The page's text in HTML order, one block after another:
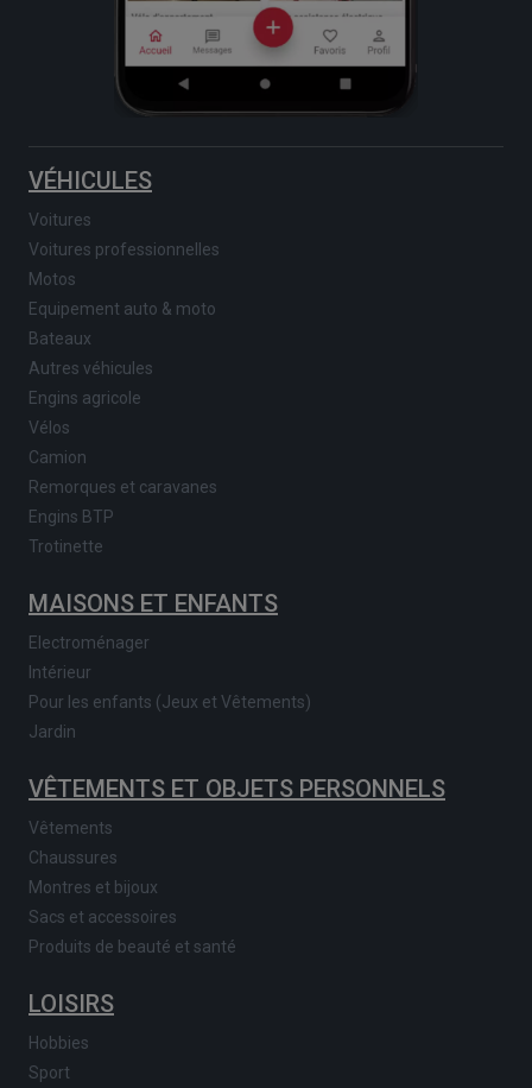
VÉHICULES
Voitures
Voitures professionnelles
Motos
Equipement auto & moto
Bateaux
Autres véhicules
Engins agricole
Vélos
Camion
Remorques et caravanes
Engins BTP
Trotinette
MAISONS ET ENFANTS
Electroménager
Intérieur
Pour les enfants (Jeux et Vêtements)
Jardin
VÊTEMENTS ET OBJETS PERSONNELS
Vêtements
Chaussures
Montres et bijoux
Sacs et accessoires
Produits de beauté et santé
LOISIRS
Hobbies
Sport